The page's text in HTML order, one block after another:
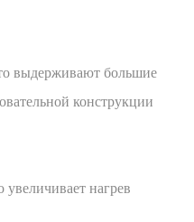
выдерживают большие
конструкции
нагрев